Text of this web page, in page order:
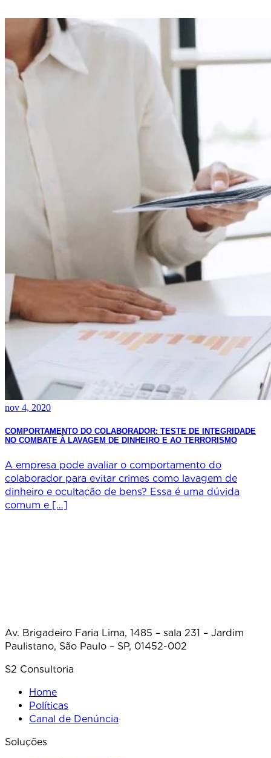
nov 4, 2020
COMPORTAMENTO DO COLABORADOR: TESTE DE INTEGRIDADE
NO COMBATE À LAVAGEM DE DINHEIRO E AO TERRORISMO
A empresa pode avaliar o comportamento do
colaborador para evitar crimes como lavagem de
dinheiro e ocultação de bens? Essa é uma dúvida
comum e […]
Av. Brigadeiro Faria Lima, 1485 – sala 231 – Jardim
Paulistano, São Paulo – SP, 01452-002
S2 Consultoria
Home
Políticas
Canal de Denúncia
Soluções